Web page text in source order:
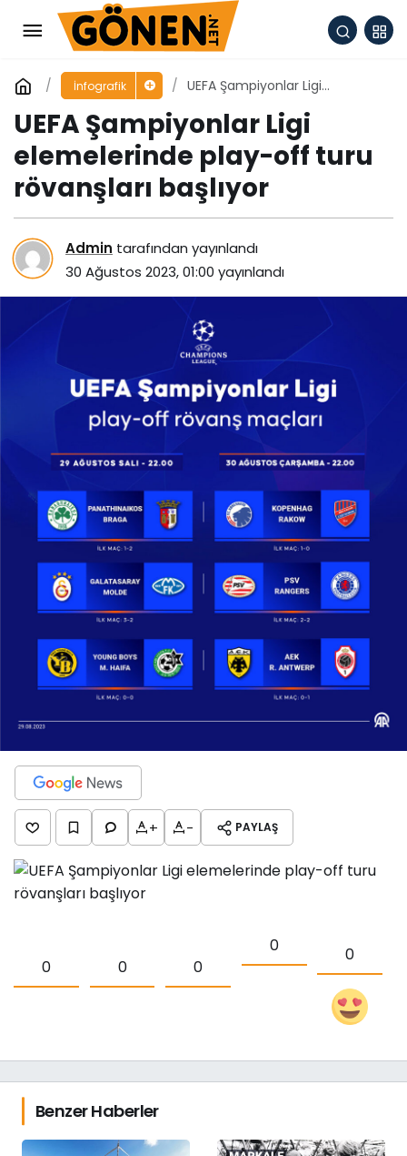
İnfografik
UEFA Şampiyonlar Ligi
rövanşları başlıyor
UEFA Şampiyonlar Ligi
elemelerinde play-off turu
rövanşları başlıyor
Admin tarafından yayınlandı
30 Ağustos 2023, 01:00 yayınlandı
+ - PAYLAŞ
0 0 0
0 0
Benzer Haberler